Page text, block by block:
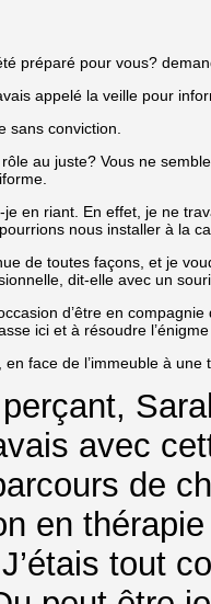
préparé pour vous?
appelé la veille pour
sans conviction.
au juste? Vous ne
je en riant. En effet, je ne
nous installer à la
de toutes façons, et je
dit-elle avec un
d’être en
ici et à résoudre
face de l’immeuble à
avec
de
en
tout